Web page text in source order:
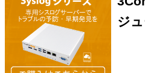
ジ